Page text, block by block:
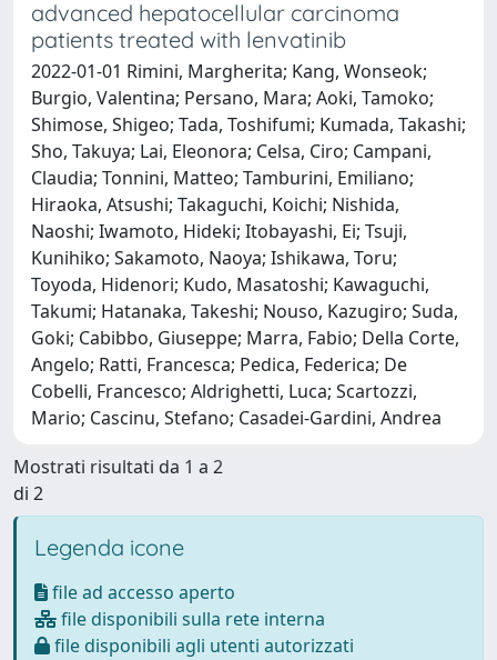
advanced hepatocellular carcinoma
patients treated with lenvatinib
2022-01-01 Rimini, Margherita; Kang, Wonseok;
Burgio, Valentina; Persano, Mara; Aoki, Tamoko;
Shimose, Shigeo; Tada, Toshifumi; Kumada, Takashi;
Sho, Takuya; Lai, Eleonora; Celsa, Ciro; Campani,
Claudia; Tonnini, Matteo; Tamburini, Emiliano;
Hiraoka, Atsushi; Takaguchi, Koichi; Nishida,
Naoshi; Iwamoto, Hideki; Itobayashi, Ei; Tsuji,
Kunihiko; Sakamoto, Naoya; Ishikawa, Toru;
Toyoda, Hidenori; Kudo, Masatoshi; Kawaguchi,
Takumi; Hatanaka, Takeshi; Nouso, Kazugiro; Suda,
Goki; Cabibbo, Giuseppe; Marra, Fabio; Della Corte,
Angelo; Ratti, Francesca; Pedica, Federica; De
Cobelli, Francesco; Aldrighetti, Luca; Scartozzi,
Mario; Cascinu, Stefano; Casadei-Gardini, Andrea
Mostrati risultati da 1 a 2
di 2
Legenda icone
file ad accesso aperto
file disponibili sulla rete interna
file disponibili agli utenti autorizzati